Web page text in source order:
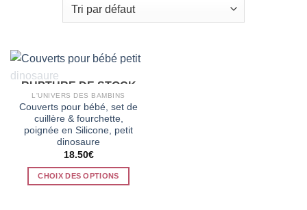
RUPTURE DE STOCK
L'UNIVERS DES BAMBINS
Couverts pour bébé, set de
cuillère & fourchette,
poignée en Silicone, petit
dinosaure
18.50€
CHOIX DES OPTIONS